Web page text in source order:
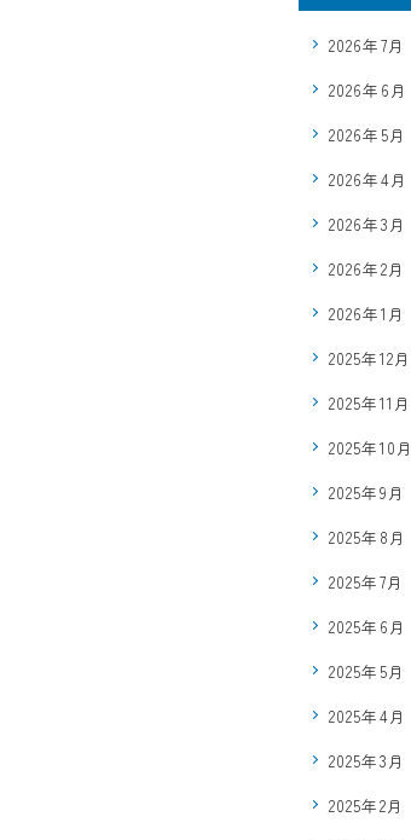
2026年7月
2026年6月
2026年5月
2026年4月
2026年3月
2026年2月
2026年1月
2025年12月
2025年11月
2025年10月
2025年9月
2025年8月
2025年7月
2025年6月
2025年5月
2025年4月
2025年3月
2025年2月